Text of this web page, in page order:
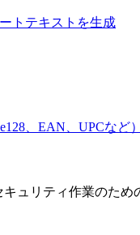
トテキストを生成
、EAN、UPCなど）
ュリティ作業のため